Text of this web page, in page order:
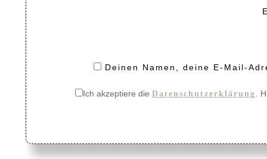
Deinen Namen, deine E-Mail-
Ich akzeptiere die Datenschutzerklärung .